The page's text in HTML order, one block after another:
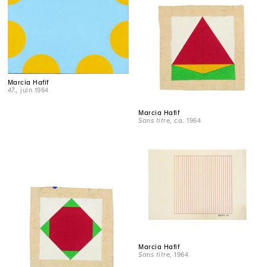
Marcia Hafif
47., juin 1964
Marcia Hafif
Sans titre , ca. 1964
Marcia Hafif
Sans titre , 1964